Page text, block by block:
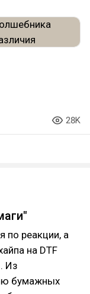
28K
по реакции, а
на DTF
Из
бумажных